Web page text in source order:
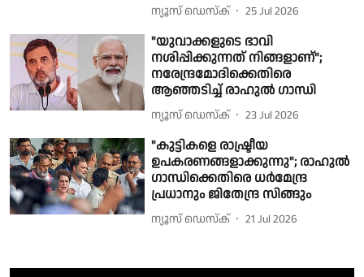
ന്യൂസ് ഡെസ്ക് 25 Jul 2026
"യുവാക്കളുടെ ഭാവി
നശിപ്പിക്കുന്നത് നിങ്ങളാണ്";
നരേന്ദ്രമോദിക്കെതിരെ
ആഞ്ഞടിച്ച് രാഹുൽ ഗാന്ധി
ന്യൂസ് ഡെസ്ക് 23 Jul 2026
"കുട്ടികളെ രാഷ്ട്രീയ
ഉപകരണങ്ങളാക്കുന്നു"; രാഹുൽ
ഗാന്ധിക്കെതിരെ ധര്‍മേന്ദ്ര
പ്രധാനും ജിതേന്ദ്ര സിങ്ങും
ന്യൂസ് ഡെസ്ക് 21 Jul 2026